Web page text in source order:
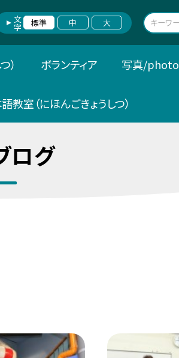
文字 標準 中 大
） ボランティア 写真/photo
教室（にほんごきょうしつ）
ログ